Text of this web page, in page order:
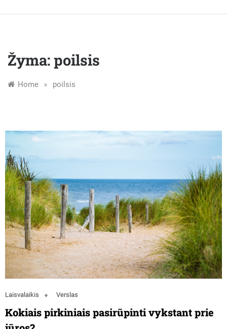
Žyma:poilsis
Home » poilsis
Laisvalaikis Verslas
Kokiais pirkiniais pasirūpinti vykstant prie